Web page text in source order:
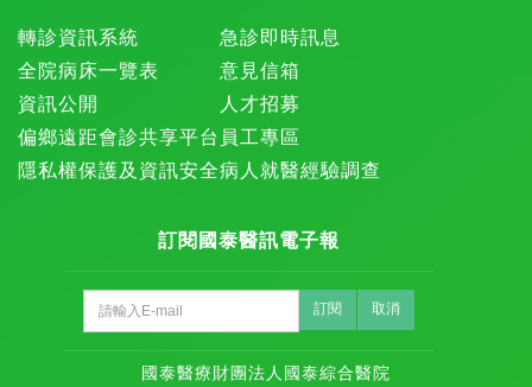
轉診資訊系統
急診即時訊息
全院病床一覽表
意見信箱
資訊公開
人才招募
偏鄉遠距會診共享平台 員工專區
隱私權保護及資訊安全病人就醫經驗調查
訂閱國泰醫訊電子報
訂閱 取消
國泰醫療財團法人國泰綜合醫院